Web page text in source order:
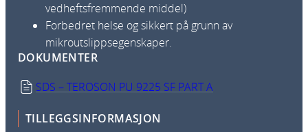
vedheftsfremmende middel)
Forbedret helse og sikkert på grunn av
mikroutslippsegenskaper.
DOKUMENTER
SDS – TEROSON PU 9225 SF PART A
TILLEGGSINFORMASJON